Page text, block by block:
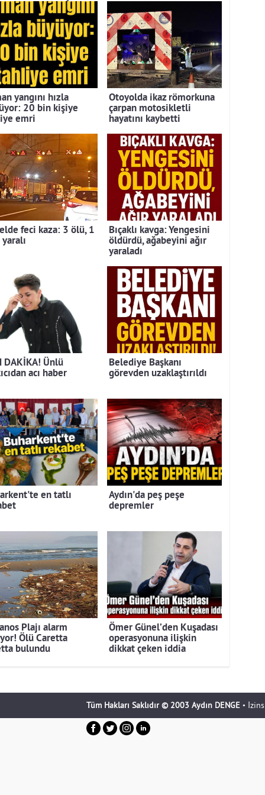
yangını hızla
20 bin kişiye
emri
Otoyolda ikaz römorkuna
çarpan motosikletli
hayatını kaybetti
feci kaza: 3 ölü, 1
yaralı
Bıçaklı kavga: Yengesini
öldürdü, ağabeyini ağır
yaraladı
DAKİKA! Ünlü
acı haber
Belediye Başkanı
görevden uzaklaştırıldı
en tatlı
Aydın'da peş peşe
depremler
Plajı alarm
Ölü Caretta
bulundu
Ömer Günel’den Kuşadası
operasyonuna ilişkin
dikkat çeken iddia
Tüm Hakları Saklıdır © 2003 Aydın DENGE •